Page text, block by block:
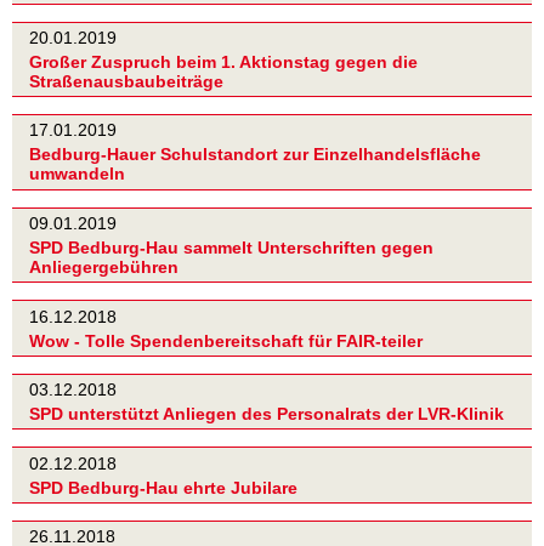
20.01.2019
Großer Zuspruch beim 1. Aktionstag gegen die
Straßenausbaubeiträge
17.01.2019
Bedburg-Hauer Schulstandort zur Einzelhandelsfläche
umwandeln
09.01.2019
SPD Bedburg-Hau sammelt Unterschriften gegen
Anliegergebühren
16.12.2018
Wow - Tolle Spendenbereitschaft für FAIR-teiler
03.12.2018
SPD unterstützt Anliegen des Personalrats der LVR-Klinik
02.12.2018
SPD Bedburg-Hau ehrte Jubilare
26.11.2018